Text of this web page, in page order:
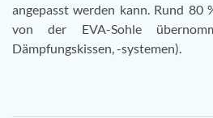
angepasst werden kann. Rund 80
von der EVA-Sohle
Dämpfungskissen, -systemen).